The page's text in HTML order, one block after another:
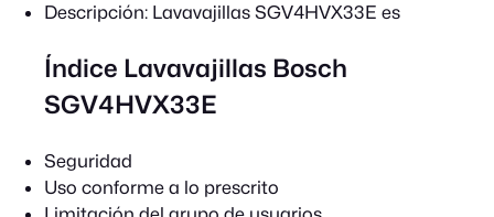
Descripción: Lavavajillas SGV4HVX33E es
Índice Lavavajillas Bosch
SGV4HVX33E
Seguridad
Uso conforme a lo prescrito